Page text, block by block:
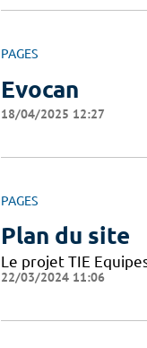
PAGES
Evocan
18/04/2025 12:27
PAGES
Plan du site
Le projet TIE
22/03/2024 11:06